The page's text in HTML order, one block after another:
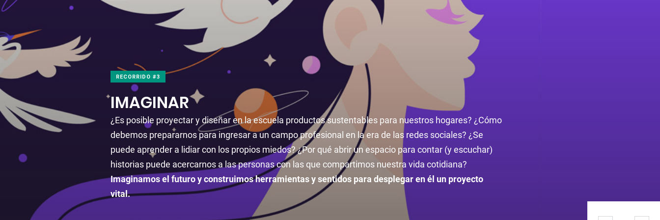
RECORRIDO #3
IMAGINAR
¿Es posible proyectar y diseñar en la escuela productos sustentables para nuestros hogares? ¿Cómo
debemos prepararnos para ingresar a un campo profesional en la era de las redes sociales? ¿Se
puede aprender a lidiar con los propios miedos? ¿Por qué abrir un espacio para contar (y escuchar)
historias puede acercarnos a las personas con las que compartimos nuestra vida cotidiana?
Imaginamos el futuro y construimos herramientas y sentidos para desplegar en él un proyecto
vital.